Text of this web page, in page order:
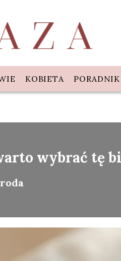
KOBIETA PORADNIK
wybrać tę